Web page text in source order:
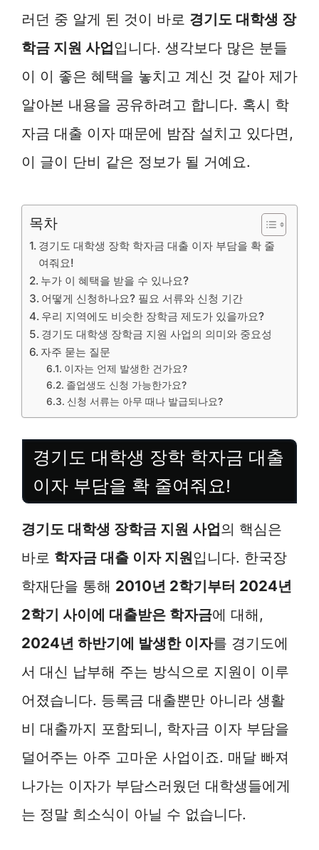
러던 중 알게 된 것이 바로 경기도 대학생 장
학금 지원 사업입니다. 생각보다 많은 분들
이 이 좋은 혜택을 놓치고 계신 것 같아 제가
알아본 내용을 공유하려고 합니다. 혹시 학
자금 대출 이자 때문에 밤잠 설치고 있다면,
이 글이 단비 같은 정보가 될 거예요.
목차
경기도 대학생 장학 학자금 대출 이자 부담을 확 줄
여줘요!
누가 이 혜택을 받을 수 있나요?
어떻게 신청하나요? 필요 서류와 신청 기간
우리 지역에도 비슷한 장학금 제도가 있을까요?
경기도 대학생 장학금 지원 사업의 의미와 중요성
자주 묻는 질문
이자는 언제 발생한 건가요?
졸업생도 신청 가능한가요?
신청 서류는 아무 때나 발급되나요?
경기도 대학생 장학 학자금 대출
이자 부담을 확 줄여줘요!
경기도 대학생 장학금 지원 사업의 핵심은
바로 학자금 대출 이자 지원입니다. 한국장
학재단을 통해 2010년 2학기부터 2024년
2학기 사이에 대출받은 학자금에 대해,
2024년 하반기에 발생한 이자를 경기도에
서 대신 납부해 주는 방식으로 지원이 이루
어졌습니다. 등록금 대출뿐만 아니라 생활
비 대출까지 포함되니, 학자금 이자 부담을
덜어주는 아주 고마운 사업이죠. 매달 빠져
나가는 이자가 부담스러웠던 대학생들에게
는 정말 희소식이 아닐 수 없습니다.